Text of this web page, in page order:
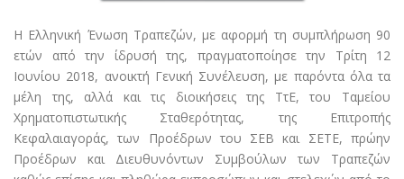
Η Ελληνική Ένωση Τραπεζών, με αφορμή τη συμπλήρωση 90
ετών από την ίδρυσή της, πραγματοποίησε την Τρίτη 12
Ιουνίου 2018, ανοικτή Γενική Συνέλευση, με παρόντα όλα τα
μέλη της, αλλά και τις διοικήσεις της ΤτΕ, του Ταμείου
Χρηματοπιστωτικής Σταθερότητας, της Επιτροπής
Κεφαλαιαγοράς, των Προέδρων του ΣΕΒ και ΣΕΤΕ, πρώην
Προέδρων και Διευθυνόντων Συμβούλων των Τραπεζών